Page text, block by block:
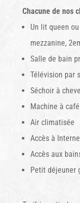
Chacune de nos
Un lit queen
mezzanine,
Salle de bain
Télévision par
Séchoir à
Machine à
Air climatisée
Accès à
Accès aux
Petit déjeuner